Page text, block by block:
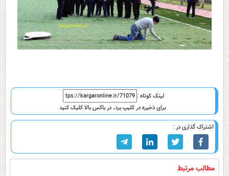
لینک کوتاه :
برای ذخیره در کلیپ برد، در باکس بالا کلیک کنید
اشتراک گذاری در :
مطالب مرتبط